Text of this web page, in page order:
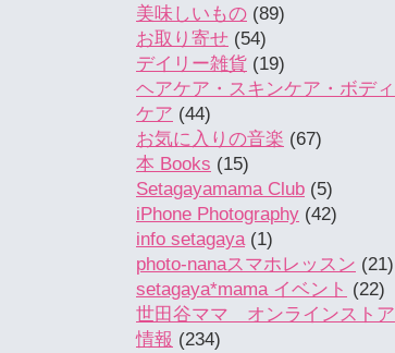
美味しいもの (89)
お取り寄せ (54)
デイリー雑貨 (19)
ヘアケア・スキンケア・ボディ
ケア (44)
お気に入りの音楽 (67)
本 Books (15)
Setagayamama Club (5)
iPhone Photography (42)
info setagaya(1)
photo-nanaスマホレッスン (21)
setagaya*mama イベント (22)
世田谷ママ オンラインストア
情報 (234)